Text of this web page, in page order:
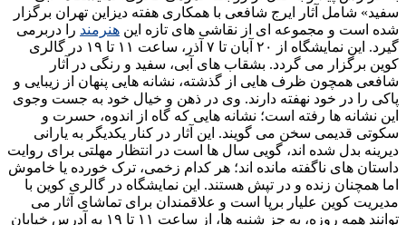
سفید» شامل آثار ایرج شافعی با همکاری هفته دیزاین تهران برگزار
شده است و مجموعه ای از نقاشی های تازه این هنرمند را دربرمی
گیرد. این نمایشگاه از ۲۰ آبان تا ۷ آذر، ساعت ۱۱ تا ۱۹ در گالری
کوین برگزار می گردد. بشقاب های آبی، سفید و رنگی در آثار
شافعی همچون ظرف هایی از گذشته، نشانه هایی پنهان از زیبایی و
پاکی را در خود نهفته دارند. وی در ذهن و خیال خود به جست وجوی
این نشانه ها رفته است؛ نشانه هایی که گاه از اندوه، حسرت و
سکوتی قدیمی سخن می گویند. این آثار در کنار یکدیگر به یارانی
دیرینه بدل شده اند، گویی سال ها است در انتظار مهلتی برای روایت
داستان های ناگفته مانده اند؛ هر کدام زخمی، ترک خورده یا خاموش
اما همچنان زنده و در تپش هستند. این نمایشگاه در گالری کوین با
مدیریت کوین علیار برپا است و علاقمندان برای تماشای آثار می
توانند همه روزه، به جز شنبه ها، از ساعت ۱۱ تا ۱۹ به آدرس خیابان